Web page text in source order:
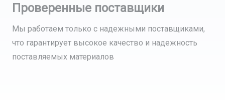
Проверенные поставщики
Мы работаем только с надежными поставщиками,
что гарантирует высокое качество и надежность
поставляемых материалов